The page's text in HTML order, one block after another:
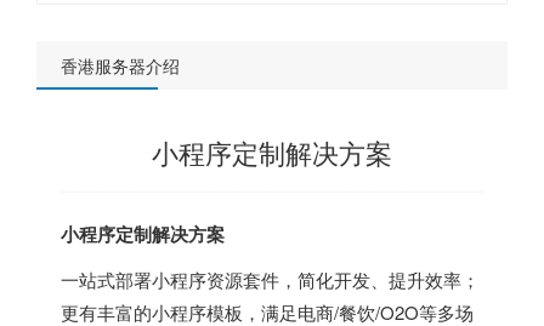
香港服务器介绍
小程序定制解决方案
小程序定制解决方案
一站式部署小程序资源套件，简化开发、提升效率；
更有丰富的小程序模板，满足电商/餐饮/O2O等多场